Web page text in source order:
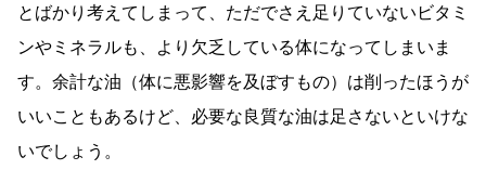
とばかり考えてしまって、ただでさえ足りていないビタミ
ンやミネラルも、より欠乏している体になってしまいま
す。余計な油（体に悪影響を及ぼすもの）は削ったほうが
いいこともあるけど、必要な良質な油は足さないといけな
いでしょう。